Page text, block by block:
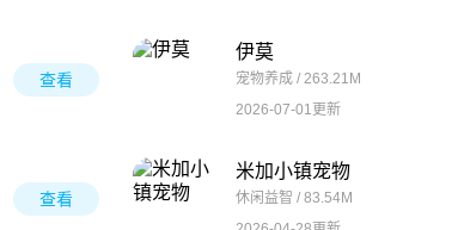
查看
伊莫
宠物养成 / 263.21M
2026-07-01更新
查看
米加小镇宠物
休闲益智 / 83.54M